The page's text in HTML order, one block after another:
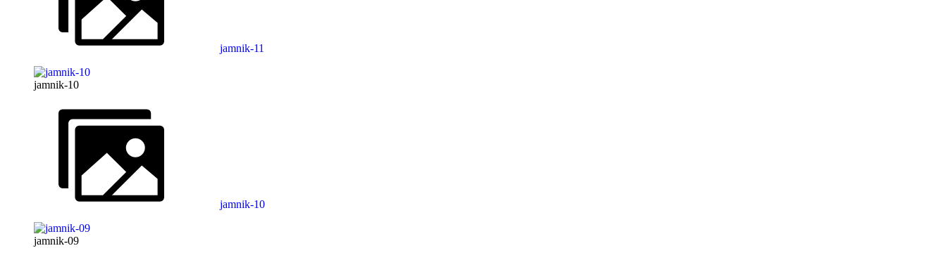
jamnik-11
jamnik-10
jamnik-10
jamnik-09